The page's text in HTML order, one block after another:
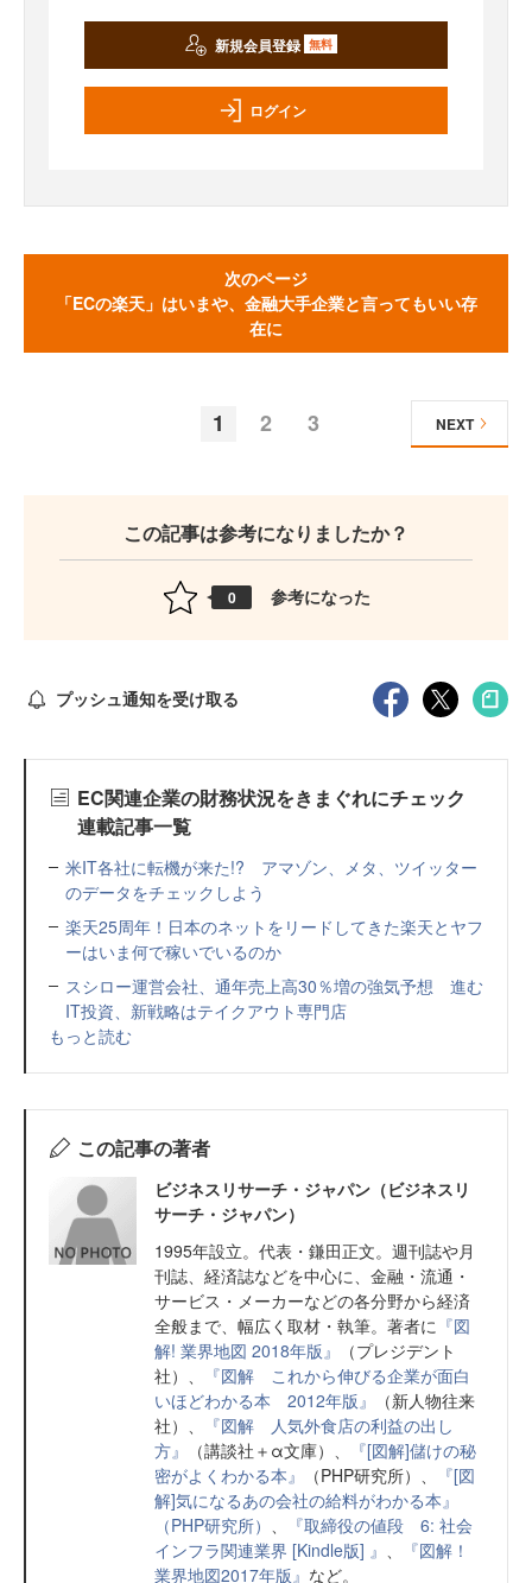
新規会員登録 無料
ログイン
次のページ
「ECの楽天」はいまや、金融大手企業と言ってもいい存
在に
1 2 3 NEXT
この記事は参考になりましたか？
0 参考になった
プッシュ通知を受け取る
EC関連企業の財務状況をきまぐれにチェック
連載記事一覧
米IT各社に転機が来た!? アマゾン、メタ、ツイッター
のデータをチェックしよう
楽天25周年！日本のネットをリードしてきた楽天とヤフ
ーはいま何で稼いでいるのか
スシロー運営会社、通年売上高30％増の強気予想 進む
IT投資、新戦略はテイクアウト専門店
もっと読む
この記事の著者
ビジネスリサーチ・ジャパン（ビジネスリ
サーチ・ジャパン）
1995年設立。代表・鎌田正文。週刊誌や月
刊誌、経済誌などを中心に、金融・流通・
サービス・メーカーなどの各分野から経済
全般まで、幅広く取材・執筆。著者に 『図
解! 業界地図 2018年版』
（プレジデント
社）、
『図解 これから伸びる企業が面白
いほどわかる本 2012年版』
（新人物往来
社）、
『図解 人気外食店の利益の出し
方』
（講談社＋α文庫）、
『[図解]儲けの秘
密がよくわかる本』
（PHP研究所）、
『[図
解]気になるあの会社の給料がわかる本』
（PHP研究所）
『取締役の値段 6: 社会
インフラ関連業界 [Kindle版] 』
『図解！
業界地図2017年版』 など。